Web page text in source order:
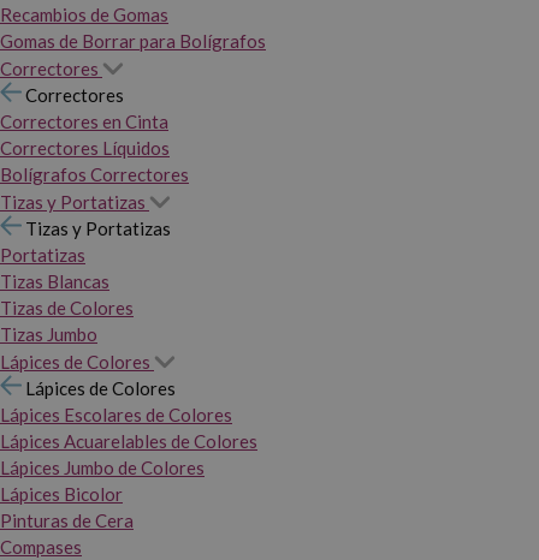
Recambios de Gomas
Gomas de Borrar para Bolígrafos
Correctores
Correctores
Correctores en Cinta
Correctores Líquidos
Bolígrafos Correctores
Tizas y Portatizas
Tizas y Portatizas
Portatizas
Tizas Blancas
Tizas de Colores
Tizas Jumbo
Lápices de Colores
Lápices de Colores
Lápices Escolares de Colores
Lápices Acuarelables de Colores
Lápices Jumbo de Colores
Lápices Bicolor
Pinturas de Cera
Compases